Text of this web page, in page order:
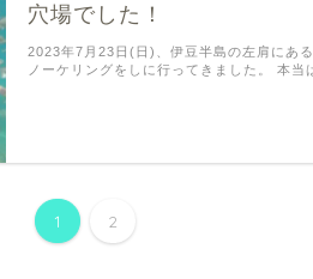
穴場でした！
2023年7月23日(日)、伊豆半島の左肩にあ
ノーケリングをしに行ってきました。 本当
1 2